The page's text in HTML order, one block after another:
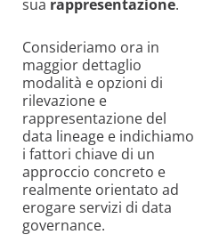
sua rappresentazione.
Consideriamo ora in
maggior dettaglio
modalità e opzioni di
rilevazione e
rappresentazione del
data lineage e indichiamo
i fattori chiave di un
approccio concreto e
realmente orientato ad
erogare servizi di data
governance.